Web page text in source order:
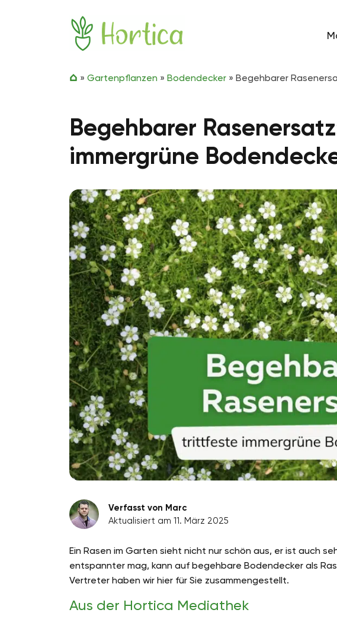
» Gartenpflanzen » Bodendecker » Begehbarer
Begehbarer
immergrüne
Verfasst von Marc
Aktualisiert am 11. März 2025
Ein Rasen im Garten sieht nicht nur schön aus, er ist auch
entspannter mag, kann auf begehbare Bodendecker als
Vertreter haben wir hier für Sie zusammengestellt.
Aus der Hortica Mediathek